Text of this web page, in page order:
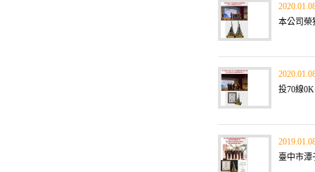
本公司榮
投70線
臺中市潭